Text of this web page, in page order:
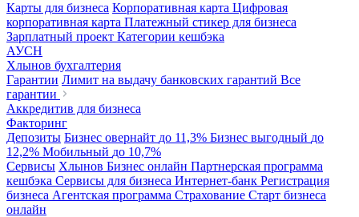
Карты для бизнеса Корпоративная карта Цифровая
корпоративная карта Платежный стикер для бизнеса
Зарплатный проект Категории кешбэка
АУСН
Хлынов бухгалтерия
Гарантии Лимит на выдачу банковских гарантий Все
гарантии
Аккредитив для бизнеса
Факторинг
Депозиты Бизнес овернайт до 11,3% Бизнес выгодный до
12,2% Мобильный до 10,7%
Сервисы Хлынов Бизнес онлайн Партнерская программа
кешбэка Сервисы для бизнеса Интернет-банк Регистрация
бизнеса Агентская программа Страхование Старт бизнеса
онлайн